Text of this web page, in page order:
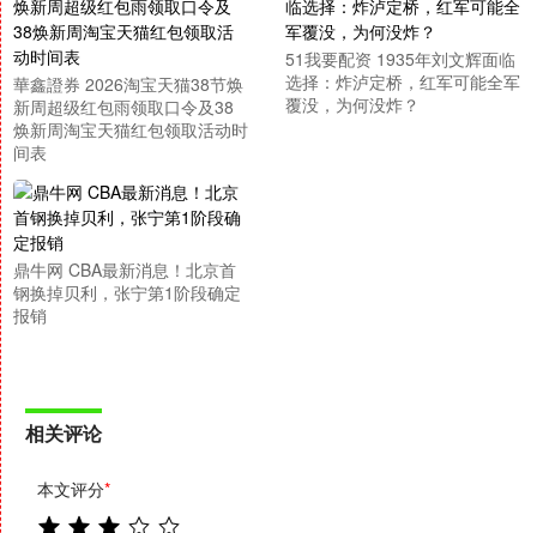
華鑫證券 2026淘宝天猫38节焕
新周超级红包雨领取口令及38
焕新周淘宝天猫红包领取活动时
间表
51我要配资 1935年刘文辉面临
选择：炸泸定桥，红军可能全军
覆没，为何没炸？
鼎牛网 CBA最新消息！北京首
钢换掉贝利，张宁第1阶段确定
报销
相关评论
本文评分*